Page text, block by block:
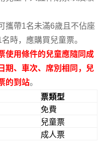
攜帶1名未滿6歲且不佔座
時，應購買兒童票。
使用條件的兒童應隨同成
期、車次、席別相同，兒
的到站。
票類型
免費
兒童票
成人票